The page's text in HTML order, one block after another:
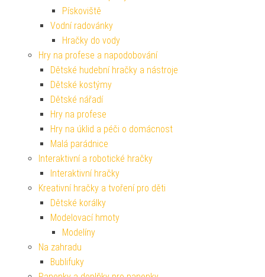
Pískoviště
Vodní radovánky
Hračky do vody
Hry na profese a napodobování
Dětské hudební hračky a nástroje
Dětské kostýmy
Dětské nářadí
Hry na profese
Hry na úklid a péči o domácnost
Malá parádnice
Interaktivní a robotické hračky
Interaktivní hračky
Kreativní hračky a tvoření pro děti
Dětské korálky
Modelovací hmoty
Modelíny
Na zahradu
Bublifuky